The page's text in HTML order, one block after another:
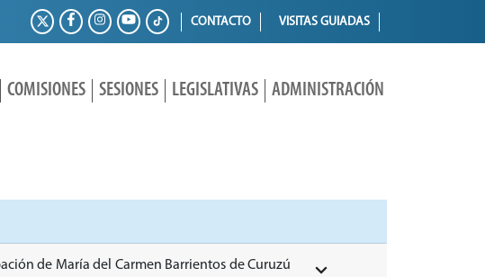
CONTACTO VISITAS GUIADAS
COMISIONES SESIONES LEGISLATIVAS ADMINISTRACIÓN
de María del Carmen Barrientos de Curuzú